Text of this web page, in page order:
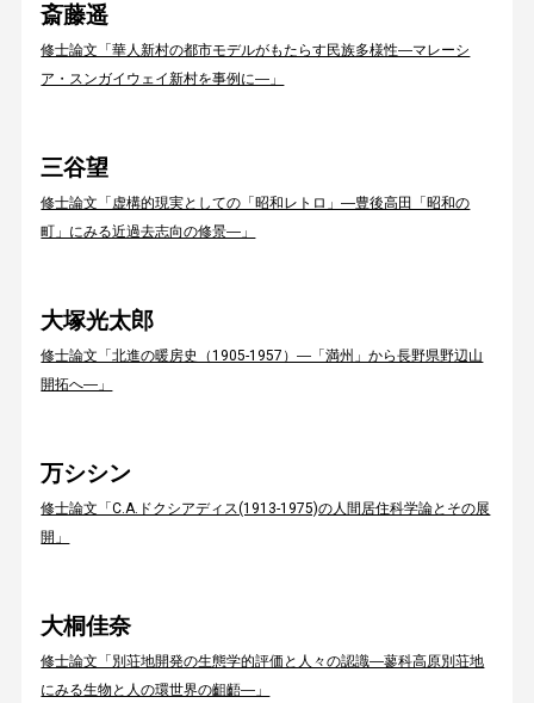
斎藤遥
修士論文「華人新村の都市モデルがもたらす民族多様性―マレーシ
ア・スンガイウェイ新村を事例に―」
三谷望
修士論文「虚構的現実としての「昭和レトロ」―豊後高田「昭和の
町」にみる近過去志向の修景―」
大塚光太郎
修士論文「北進の暖房史（1905-1957）―「満州」から長野県野辺山
開拓へ―」
万シシン
修士論文「C.A.ドクシアディス(1913-1975)の人間居住科学論とその展
開」
大桐佳奈
修士論文「別荘地開発の生態学的評価と人々の認識―蓼科高原別荘地
にみる生物と人の環世界の齟齬―」